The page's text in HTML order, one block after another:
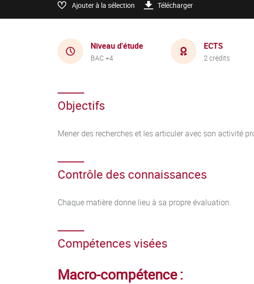
Ajouter à la sélection Télécharger
Niveau d'étude
BAC +4
ECTS
2 crédits
Objectifs
Mener des recherches et les articuler avec son activité
Contrôle des connaissances
Chaque matière donne lieu à sa propre évaluation.
Compétences visées
Macro-compétence :